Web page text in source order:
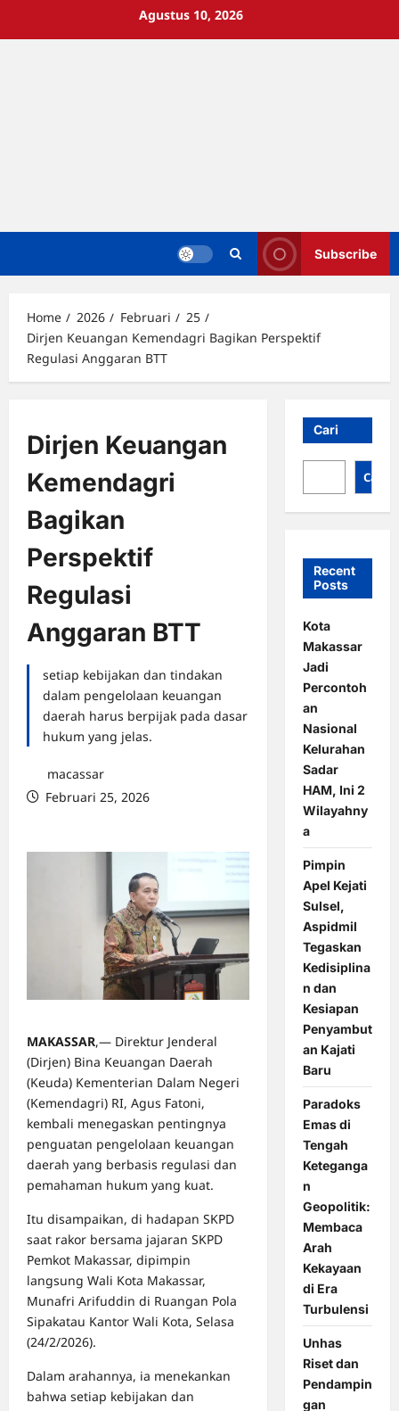
Agustus 10, 2026
Subscribe
Home 2026 Februari
25
Dirjen Keuangan Kemendagri Bagikan Perspektif
Regulasi Anggaran BTT
Dirjen Keuangan
Kemendagri
Bagikan
Perspektif
Regulasi
Anggaran BTT
setiap kebijakan dan tindakan
dalam pengelolaan keuangan
daerah harus berpijak pada dasar
hukum yang jelas.
macassar
Februari 25, 2026
MAKASSAR,— Direktur Jenderal
(Dirjen) Bina Keuangan Daerah
(Keuda) Kementerian Dalam Negeri
(Kemendagri) RI, Agus Fatoni,
kembali menegaskan pentingnya
penguatan pengelolaan keuangan
daerah yang berbasis regulasi dan
pemahaman hukum yang kuat.
Itu disampaikan, di hadapan SKPD
saat rakor bersama jajaran SKPD
Pemkot Makassar, dipimpin
langsung Wali Kota Makassar,
Munafri Arifuddin di Ruangan Pola
Sipakatau Kantor Wali Kota, Selasa
(24/2/2026).
Dalam arahannya, ia menekankan
bahwa setiap kebijakan dan
Cari
Cari
Recent
Posts
Kota
Makassar
Jadi
Percontoh
an
Nasional
Kelurahan
Sadar
HAM, Ini 2
Wilayahny
a
Pimpin
Apel Kejati
Sulsel,
Aspidmil
Tegaskan
Kedisiplina
n dan
Kesiapan
Penyambut
an Kajati
Baru
Paradoks
Emas di
Tengah
Keteganga
n
Geopolitik:
Membaca
Arah
Kekayaan
di Era
Turbulensi
Unhas
Riset dan
Pendampin
gan